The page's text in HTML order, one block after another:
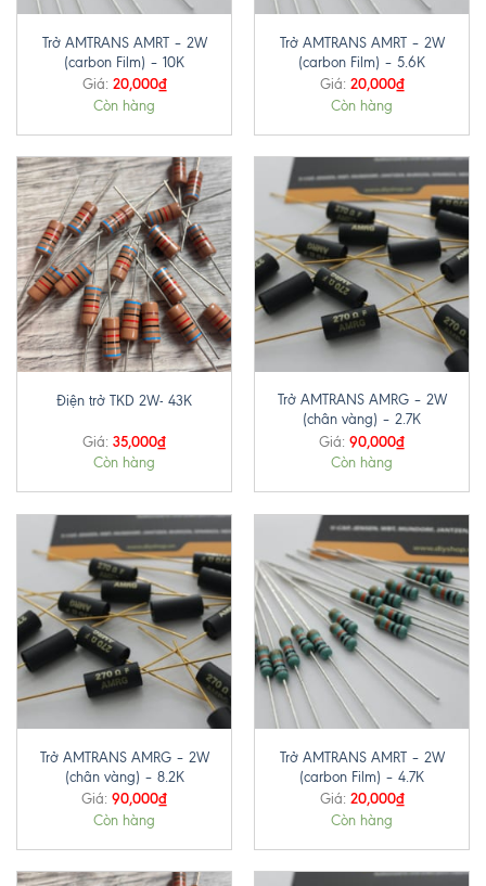
Trở AMTRANS AMRT – 2W
(carbon Film) – 10K
Giá: 20,000₫
Còn hàng
Trở AMTRANS AMRT – 2W
(carbon Film) – 5.6K
Giá: 20,000₫
Còn hàng
Điện trở TKD 2W- 43K
Giá: 35,000₫
Còn hàng
Trở AMTRANS AMRG – 2W
(chân vàng) – 2.7K
Giá: 90,000₫
Còn hàng
Trở AMTRANS AMRG – 2W
(chân vàng) – 8.2K
Giá: 90,000₫
Còn hàng
Trở AMTRANS AMRT – 2W
(carbon Film) – 4.7K
Giá: 20,000₫
Còn hàng